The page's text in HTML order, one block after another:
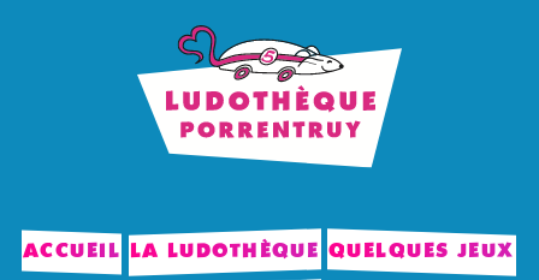
ACCUEIL LA LUDOTHÈQUE QUELQUES JEUX